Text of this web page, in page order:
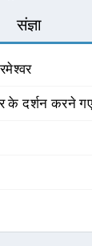
संज्ञा
के दर्शन करने